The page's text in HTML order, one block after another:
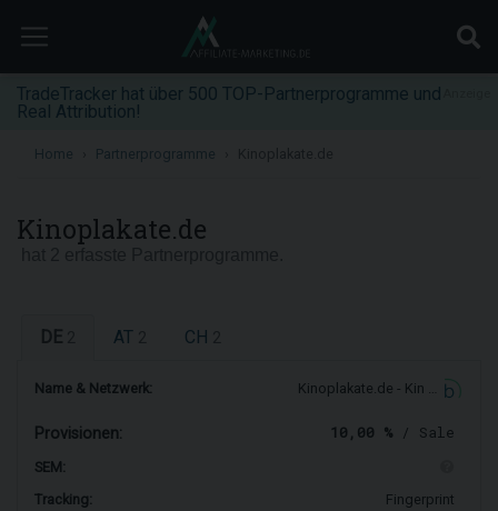
TradeTracker hat über 500 TOP-Partnerprogramme und
Real Attribution!
Home Partnerprogramme
Kinoplakate.de
DE AT CH
Name & Netzwerk: Kinoplakate.de - Kin …
Provisionen: 10,00 % / Sale
SEM:
Tracking:
Fingerprint